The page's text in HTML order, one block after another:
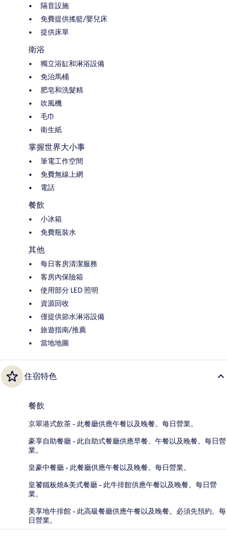
隔音設施
免費提供搖籃/嬰兒床
提供床單
衛浴
獨立浴缸和淋浴設備
免治馬桶
肥皂和洗髮精
吹風機
毛巾
衛生紙
掌握世界大小事
筆電工作空間
免費無線上網
電話
餐飲
小冰箱
免費瓶裝水
其他
每日客房清潔服務
客房內保險箱
使用部分 LED 照明
資源回收
僅提供節水淋浴設備
旅遊指南/推薦
當地地圖
住宿特色
餐飲
京翠港式飲茶 - 此餐廳供應午餐以及晚餐。每日營業。
豪享自助餐廳 - 此自助式餐廳供應早餐、午餐以及晚餐。每日營
業。
皇豪中餐廳 - 此餐廳供應午餐以及晚餐。每日營業。
皇饕鐵板燒&美式餐廳 - 此牛排館供應午餐以及晚餐。每日營
業。
美享地牛排館 - 此高級餐廳供應午餐以及晚餐。必須先預約。每
日營業。